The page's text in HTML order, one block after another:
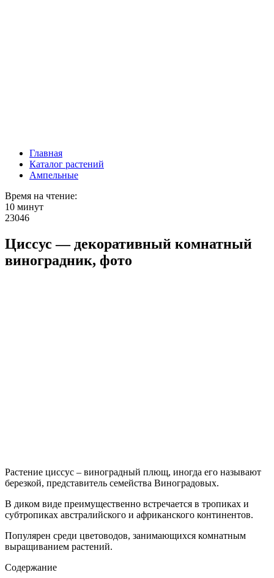
Главная
Каталог растений
Ампельные
Время на чтение:
10 минут
23046
Циссус — декоративный комнатный
виноградник, фото
Растение циссус – виноградный плющ, иногда его называют
березкой, представитель семейства Виноградовых.
В диком виде преимущественно встречается в тропиках и
субтропиках австралийского и африканского континентов.
Популярен среди цветоводов, занимающихся комнатным
выращиванием растений.
Содержание